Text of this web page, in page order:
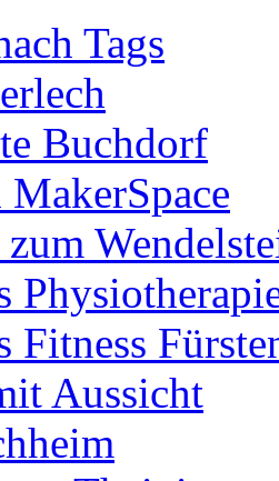
Tags
Buchdorf
Fitness
Aussicht